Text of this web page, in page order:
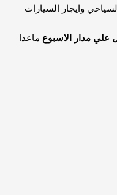
وايجار السيارات
علي مدار الاسبوع ماعدا